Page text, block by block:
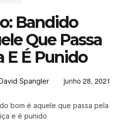
Bandido
Que Passa
E É Punido
Spangler junho 28, 2021